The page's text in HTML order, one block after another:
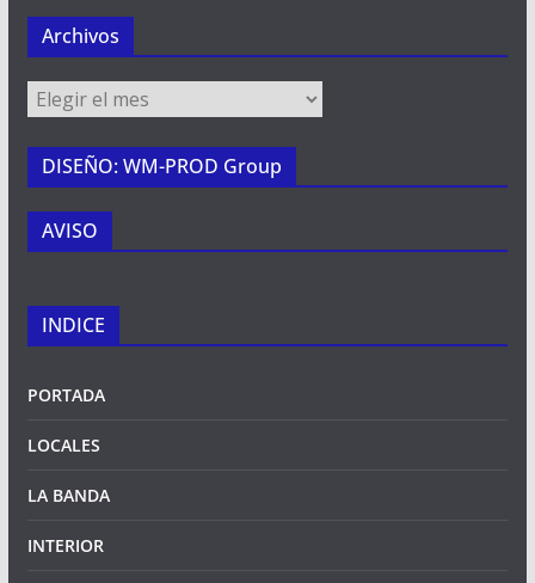
Archivos
Archivos
DISEÑO: WM-PROD Group
AVISO
INDICE
PORTADA
LOCALES
LA BANDA
INTERIOR